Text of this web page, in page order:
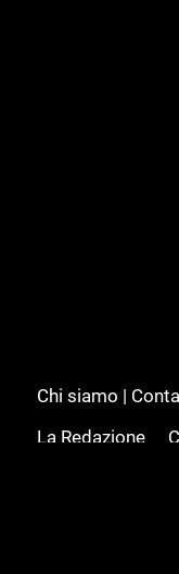
Chi siamo |
La Redazione